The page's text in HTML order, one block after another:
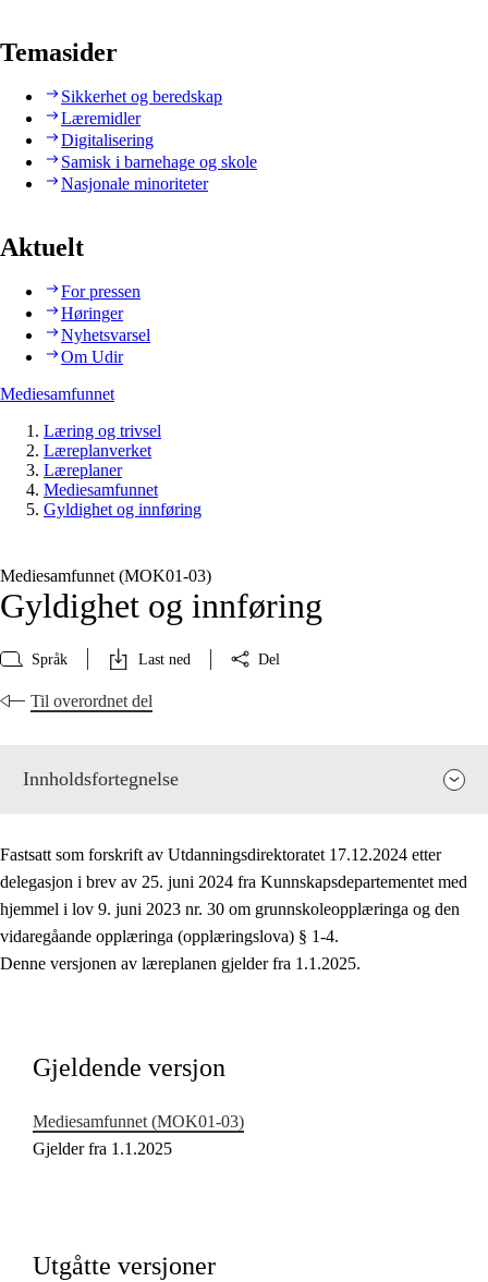
Temasider
Sikkerhet og beredskap
Læremidler
Digitalisering
Samisk i barnehage og skole
Nasjonale minoriteter
Aktuelt
For pressen
Høringer
Nyhetsvarsel
Om Udir
Mediesamfunnet
Læring og trivsel
Læreplanverket
Læreplaner
Mediesamfunnet
Gyldighet og innføring
Mediesamfunnet (MOK01‑03)
Gyldighet og innføring
Språk Last ned Del
Til overordnet del
Innholdsfortegnelse
Fagenes relevans og sentrale verdier
Grunnleggende ferdigheter
Fastsatt som forskrift av Utdanningsdirektoratet 17.12.2024 etter
delegasjon i brev av 25. juni 2024 fra Kunnskapsdepartementet med
hjemmel i lov 9. juni 2023 nr. 30 om grunnskoleopplæringa og den
vidaregåande opplæringa (opplæringslova) § 1-4.
Denne versjonen av læreplanen gjelder fra 1.1.2025.
Gjeldende versjon
Mediesamfunnet (MOK01‑03)
Gjelder fra 1.1.2025
Utgåtte versjoner